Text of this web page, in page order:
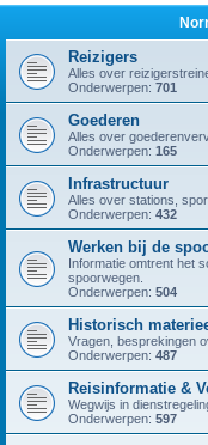
Reizigers
Alles over
Onderwerpen: 701
Goederen
Alles over
Onderwerpen: 165
Infrastructuur
Alles over stations,
Onderwerpen: 432
Werken bij de
Informatie omtrent het
spoorwegen.
Onderwerpen: 504
Historisch
Vragen, besprekingen
Onderwerpen: 487
Reisinformatie &
Wegwijs in
Onderwerpen: 597